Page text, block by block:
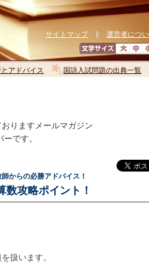
サイトマップ∥ 運営者につ
アドバイス 国語入試問題の出典一覧
りますメールマガジン
です。
からの必勝アドバイス！
数攻略ポイント！
扱います。